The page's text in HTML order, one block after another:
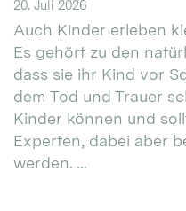
20. Juli 2026
Auch Kinder erleben
Es gehört zu den
dass sie ihr Kind vor
dem Tod und Trauer
Kinder können und
Experten, dabei aber
werden. ...